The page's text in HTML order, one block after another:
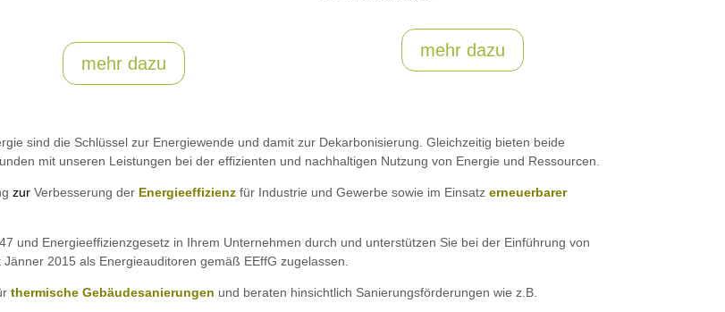
mehr dazu
mehr dazu
sind die Schlüssel zur Energiewende und damit zur Dekarbonisierung. Gleichzeitig bieten beide
mit unseren Leistungen bei der effizienten und nachhaltigen Nutzung von Energie und Ressourcen.
zurVerbesserung der Energieeffizienz für Industrie und Gewerbe sowie im Einsatz erneuerbarer
und Energieeffizienzgesetz in Ihrem Unternehmen durch und unterstützen Sie bei der Einführung von
2015 als Energieauditoren gemäß EEffG zugelassen.
thermische Gebäudesanierungen und beraten hinsichtlich Sanierungsförderungen wie z.B.